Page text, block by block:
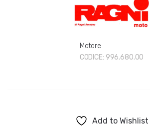
Motore
CODICE: 996.680.00
Add to Wishlist